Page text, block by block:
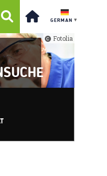
GERMAN ▼
Fotolia